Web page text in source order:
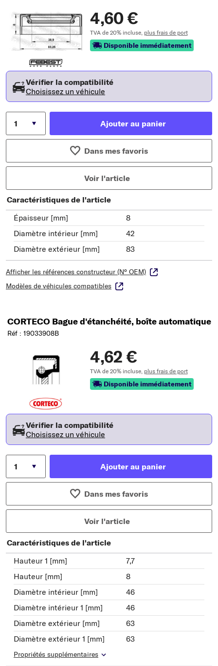
4,60 €
TVA de 20% incluse, plus frais de port
Disponible immédiatement
Vérifier la compatibilité
Choisissez un véhicule
Ajouter au panier
Dans mes favoris
Voir l'article
Caractéristiques de l'article
Épaisseur [mm]
8
Diamètre intérieur [mm]
42
Diamètre extérieur [mm]
83
Afficher les références constructeur (N° OEM)
Modèles de véhicules compatibles
CORTECO Bague d'étanchéité, boîte automatique
Réf : 19033908B
4,62 €
TVA de 20% incluse, plus frais de port
Disponible immédiatement
Vérifier la compatibilité
Choisissez un véhicule
Ajouter au panier
Dans mes favoris
Voir l'article
Caractéristiques de l'article
Hauteur 1 [mm]
7,7
Hauteur [mm]
8
Diamètre intérieur [mm]
46
Diamètre intérieur 1 [mm]
46
Diamètre extérieur [mm]
63
Diamètre extérieur 1 [mm]
63
Propriétés supplémentaires